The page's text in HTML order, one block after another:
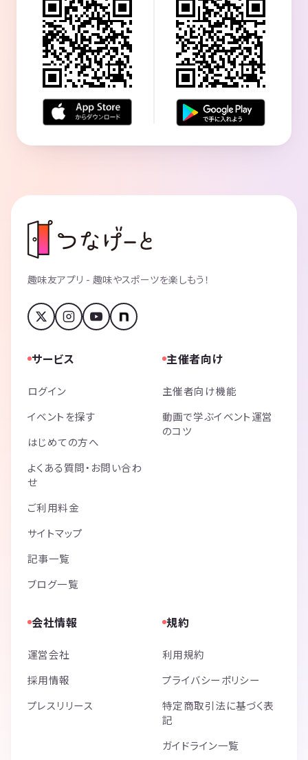
趣味友アプリ - 趣味やスポーツを楽しもう！
サービス
ログイン
イベントを探す
はじめての方へ
よくある質問・お問い合わ
せ
ご利用料金
サイトマップ
記事一覧
ブログ一覧
主催者向け
主催者向け機能
動画で学ぶイベント運営
のコツ
会社情報
運営会社
採用情報
プレスリリース
規約
利用規約
プライバシーポリシー
特定商取引法に基づく表
記
ガイドライン一覧